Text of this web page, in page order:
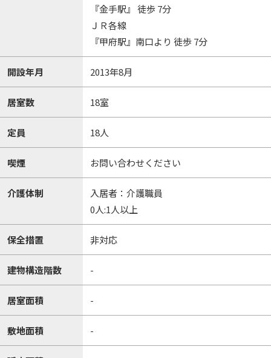
『金手駅』 徒歩 7分
ＪＲ各線
『甲府駅』南口より 徒歩 7分
開設年月 2013年8月
居室数 18室
定員 18人
喫煙 お問い合わせください
介護体制
入居者：介護職員
0人:1人以上
保全措置 非対応
建物構造階数 -
居室面積 -
敷地面積 -